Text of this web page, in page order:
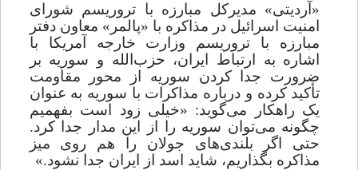
«آردیتی» مدیرکل مبارزه با تروریسم شورای
امنیت اسرائیل در مذاکره با «پالمر» معاون دفتر
مبارزه با تروریسم وزارت ‌خارجه ‌آمریکا با
اشاره به‌ ارتباط‌ ایران، حزب الله و سوریه بر
ضرورت ‌جدا کردن سوریه از محور مقاومت
تأکید کرده و درباره مذاکرات با سوریه به عنوان
یک راهکار می‌گوید: «خیلی زود است بفهمیم
چگونه میتوان سوریه را از این مدار جدا کرد.
حتی اگر بلندیهای جولان را هم روی میز
مذاکره بگذاریم، شاید اسد از ایران جدا نشود.»